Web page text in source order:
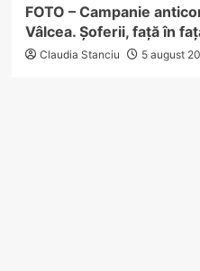
FOTO – Campanie
Vâlcea. Șoferii, față în
Claudia Stanciu 5 august